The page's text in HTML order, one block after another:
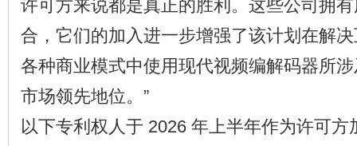
许可方来说都是真正的胜利。这些公司拥
合，它们的加入进一步增强了该计划在解
各种商业模式中使用现代视频编解码器所
市场领先地位。”
以下专利权人于 2026 年上半年作为许可方